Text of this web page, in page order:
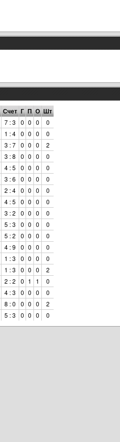
Счет Г П О Шт
7 : 3 0 0 0
0
1 : 4 0 0 0
0
3 : 7 0 0 0
2
3 : 8 0 0 0
0
4 : 5 0 0 0
0
3 : 6 0 0 0
0
2 : 4 0 0 0
0
4 : 5 0 0 0
0
3 : 2 0 0 0
0
5 : 3 0 0 0
0
5 : 2 0 0 0
0
4 : 9 0 0 0
0
1 : 3 0 0 0
0
1 : 3 0 0 0
2
2 : 2 0 1 1
0
4 : 3 0 0 0
0
8 : 0 0 0 0
2
5 : 3 0 0 0 0